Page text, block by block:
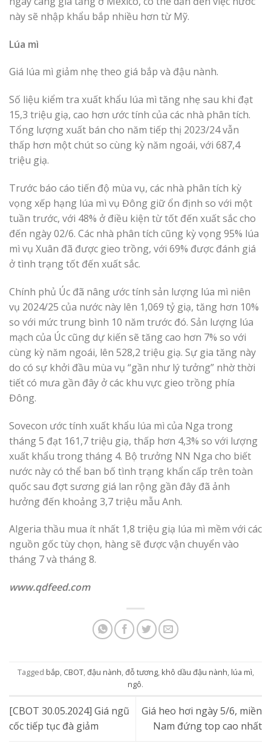
này sẽ nhập khẩu bắp nhiều hơn từ Mỹ.
Lúa mì
Giá lúa mì giảm nhẹ theo giá bắp và đậu nành.
Số liệu kiểm tra xuất khẩu lúa mì tăng nhẹ sau khi đạt
15,3 triệu giạ, cao hơn ước tính của các nhà phân tích.
Tổng lượng xuất bán cho năm tiếp thị 2023/24 vẫn
thấp hơn một chút so cùng kỳ năm ngoái, với 687,4
triệu giạ.
Trước báo cáo tiến độ mùa vụ, các nhà phân tích kỳ
vọng xếp hạng lúa mì vụ Đông giữ ổn định so với một
tuần trước, với 48% ở điều kiện từ tốt đến xuất sắc cho
đến ngày 02/6. Các nhà phân tích cũng kỳ vọng 95% lúa
mì vụ Xuân đã được gieo trồng, với 69% được đánh giá
ở tình trạng tốt đến xuất sắc.
Chính phủ Úc đã nâng ước tính sản lượng lúa mì niên
vụ 2024/25 của nước này lên 1,069 tỷ giạ, tăng hơn 10%
so với mức trung bình 10 năm trước đó. Sản lượng lúa
mạch của Úc cũng dự kiến ​​​​sẽ tăng cao hơn 7% so với
cùng kỳ năm ngoái, lên 528,2 triệu giạ. Sự gia tăng này
do có sự khởi đầu mùa vụ “gần như lý tưởng” nhờ thời
tiết có mưa gần đây ở các khu vực gieo trồng phía
Đông.
Sovecon ước tính xuất khẩu lúa mì của Nga trong
tháng 5 đạt 161,7 triệu giạ, thấp hơn 4,3% so với lượng
xuất khẩu trong tháng 4. Bộ trưởng NN Nga cho biết
nước này có thể ban bố tình trạng khẩn cấp trên toàn
quốc sau đợt sương giá lan rộng gần đây đã ảnh
hưởng đến khoảng 3,7 triệu mẫu Anh.
Algeria thầu mua ít nhất 1,8 triệu giạ lúa mì mềm với các
nguồn gốc tùy chọn, hàng sẽ được vận chuyển vào
tháng 7 và tháng 8.
www.qdfeed.com
Tagged bắp, CBOT,đậu nành,đỗ tương, khô dầu đậu nành, lúa mì,
ngô.
[CBOT 30.05.2024] Giá ngũ
cốc tiếp tục đà giảm
Giá heo hơi ngày 5/6, miền
Nam đứng top cao nhất